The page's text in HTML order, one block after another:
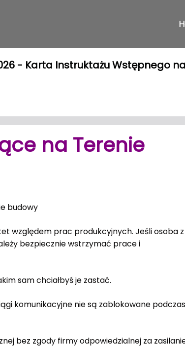
- Karta Instruktażu Wstępnego
na Terenie
budowy
względem prac produkcyjnych. Jeśli osoba z
bezpiecznie wstrzymać prace i
sam chciałbyś je zastać.
komunikacyjne nie są zablokowane podczas
bez zgody firmy odpowiedzialnej za